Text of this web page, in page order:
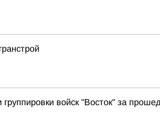
войск "Восток" за